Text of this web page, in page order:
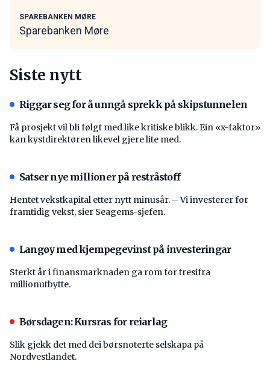
SPAREBANKEN MØRE
Sparebanken Møre
Siste nytt
Riggar seg for å unngå sprekk på skipstunnelen
Få prosjekt vil bli følgt med like kritiske blikk. Ein «x-faktor»
kan kystdirektøren likevel gjere lite med.
Satser nye millioner på restråstoff
Hentet vekstkapital etter nytt minusår. – Vi investerer for
framtidig vekst, sier Seagems-sjefen.
Langøy med kjempegevinst på investeringar
Sterkt år i finansmarknaden ga rom for tresifra
millionutbytte.
Børsdagen: Kursras for reiarlag
Slik gjekk det med dei børsnoterte selskapa på
Nordvestlandet.